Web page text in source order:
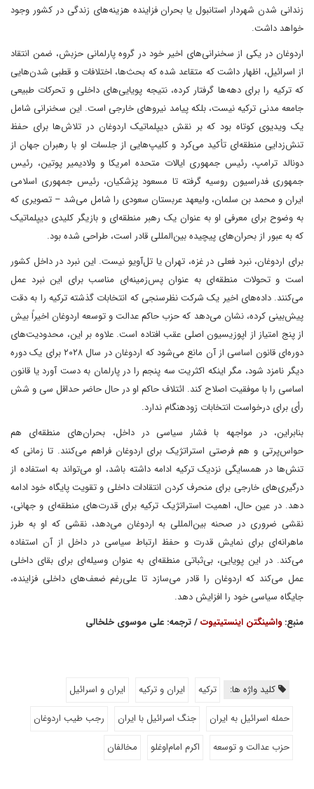
زندانی شدن شهردار استانبول یا بحران فزاینده هزینه‌های زندگی در کشور وجود
خواهد داشت.
اردوغان در یکی از سخنرانی‌های اخیر خود در گروه پارلمانی حزبش، ضمن انتقاد
از اسرائیل، اظهار داشت که متقاعد شده که بحث‌ها، اختلافات و قطبی شدن‌هایی
که ترکیه را برای دهه‌ها گرفتار کرده، نتیجه پویایی‌های داخلی و تحرکات طبیعی
جامعه مدنی ترکیه نیست، بلکه پیامد نیروهای خارجی است. این سخنرانی شامل
یک ویدیوی کوتاه بود که بر نقش دیپلماتیک اردوغان در تلاش‌ها برای حفظ
تنش‌زدایی منطقه‌ای تأکید می‌کرد و کلیپ‌هایی از جلسات او با رهبران جهان از
دونالد ترامپ، رئیس جمهوری ایالات متحده امریکا و ولادیمیر پوتین، رئیس
جمهوری فدراسیون روسیه گرفته تا مسعود پزشکیان، رئیس جمهوری اسلامی
ایران و محمد بن سلمان، ولیعهد عربستان سعودی را شامل می‌شد – تصویری که
به وضوح برای معرفی او به عنوان یک رهبر منطقه‌ای و بازیگر کلیدی دیپلماتیک
که به عبور از بحران‌های پیچیده بین‌المللی قادر است، طراحی شده بود.
برای اردوغان، نبرد فعلی در غزه، تهران یا تل‌آویو نیست. این نبرد در داخل کشور
است و تحولات منطقه‌ای به عنوان پس‌زمینه‌ای مناسب برای این نبرد عمل
می‌کنند. داده‌های اخیر یک شرکت نظرسنجی که انتخابات گذشته ترکیه را به دقت
پیش‌بینی کرده، نشان می‌دهد که حزب حاکم عدالت و توسعه اردوغان اخیراً بیش
از پنج امتیاز از اپوزیسیون اصلی عقب افتاده است. علاوه بر این، محدودیت‌های
دوره‌ای قانون اساسی از آن مانع می‌شود که اردوغان در سال ۲۰۲۸ برای یک دوره
دیگر نامزد شود، مگر اینکه اکثریت سه پنجم را در پارلمان به دست آورد یا قانون
اساسی را با موفقیت اصلاح کند. ائتلاف حاکم او در حال حاضر حداقل سی و شش
رأی برای درخواست انتخابات زودهنگام ندارد.
بنابراین، در مواجهه با فشار سیاسی در داخل، بحران‌های منطقه‌ای هم
حواس‌پرتی و هم فرصتی استراتژیک برای اردوغان فراهم می‌کنند. تا زمانی که
تنش‌ها در همسایگی نزدیک ترکیه ادامه داشته باشد، او می‌تواند به استفاده از
درگیری‌های خارجی برای منحرف کردن انتقادات داخلی و تقویت پایگاه خود ادامه
دهد. در عین حال، اهمیت استراتژیک ترکیه برای قدرت‌های منطقه‌ای و جهانی،
نقشی ضروری در صحنه بین‌المللی به اردوغان می‌دهد، نقشی که او به طرز
ماهرانه‌ای برای نمایش قدرت و حفظ ارتباط سیاسی در داخل از آن استفاده
می‌کند. در این پویایی، بی‌ثباتی منطقه‌ای به عنوان وسیله‌ای برای بقای داخلی
عمل می‌کند که اردوغان را قادر می‌سازد تا علی‌رغم ضعف‌های داخلی فزاینده،
جایگاه سیاسی خود را افزایش دهد.
منبع:واشینگتن اینستیتیوت/ ترجمه: علی موسوی خلخالی
کلید واژه ها: ترکیه ایران و ترکیه
ایران و اسرائیل
حمله اسرائیل به ایران
جنگ اسرائیل با ایران
رجب طیب اردوغان
حزب عدالت و توسعه
اکرم امام‌اوغلو مخالفان